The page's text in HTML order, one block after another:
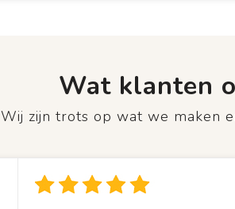
Wat klanten
Wij zijn trots op wat we maken